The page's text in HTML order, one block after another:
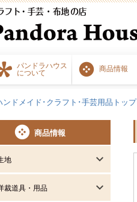
パンドラハウス
について
商品情報
ンドメイド･クラフト･手芸用品トップ
商品情報
地
裁道具・用品